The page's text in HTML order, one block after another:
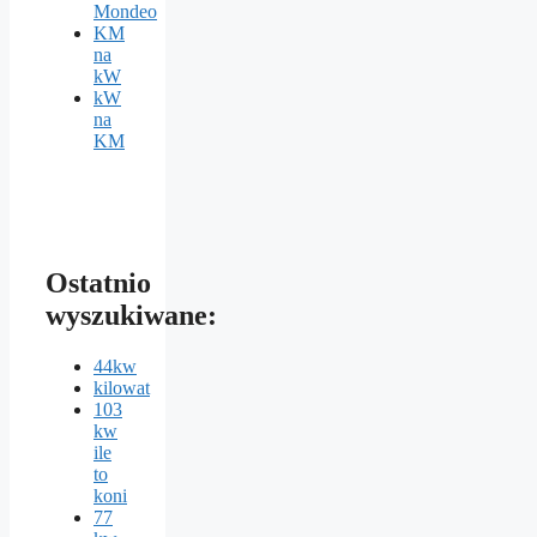
Mondeo
KM
na
kW
kW
na
KM
Ostatnio
wyszukiwane:
44kw
kilowat
103
kw
ile
to
koni
77